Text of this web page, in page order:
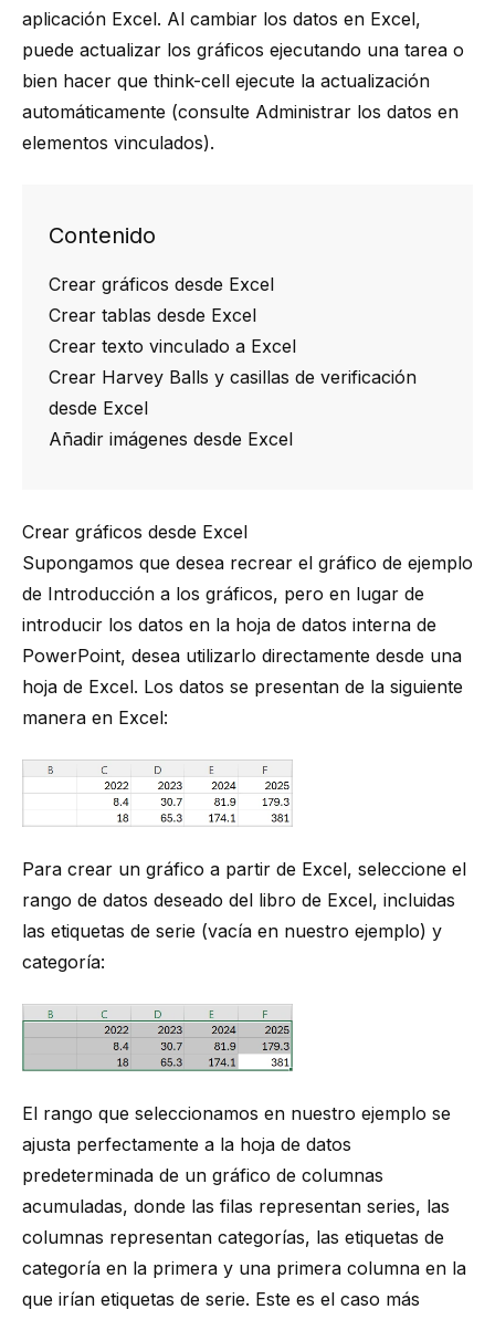
aplicación Excel. Al cambiar los datos en Excel,
puede actualizar los gráficos ejecutando una tarea o
bien hacer que think-cell ejecute la actualización
automáticamente (consulte Administrar los datos en
elementos vinculados).
Contenido
Crear gráficos desde Excel
Crear tablas desde Excel
Crear texto vinculado a Excel
Crear Harvey Balls y casillas de verificación
desde Excel
Añadir imágenes desde Excel
Crear gráficos desde Excel
Supongamos que desea recrear el gráfico de ejemplo
de Introducción a los gráficos, pero en lugar de
introducir los datos en la hoja de datos interna de
PowerPoint, desea utilizarlo directamente desde una
hoja de Excel. Los datos se presentan de la siguiente
manera en Excel:
Para crear un gráfico a partir de Excel, seleccione el
rango de datos deseado del libro de Excel, incluidas
las etiquetas de serie (vacía en nuestro ejemplo) y
categoría:
El rango que seleccionamos en nuestro ejemplo se
ajusta perfectamente a la hoja de datos
predeterminada de un gráfico de columnas
acumuladas, donde las filas representan series, las
columnas representan categorías, las etiquetas de
categoría en la primera y una primera columna en la
que irían etiquetas de serie. Este es el caso más